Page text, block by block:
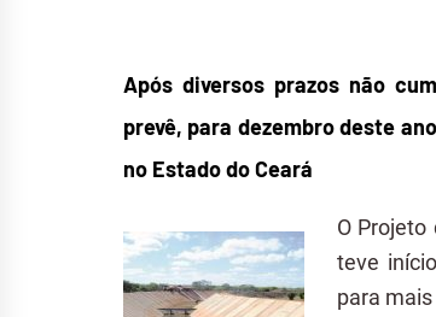
Após diversos prazos não
prevê, para dezembro deste
no Estado do Ceará
O Projeto
teve
para